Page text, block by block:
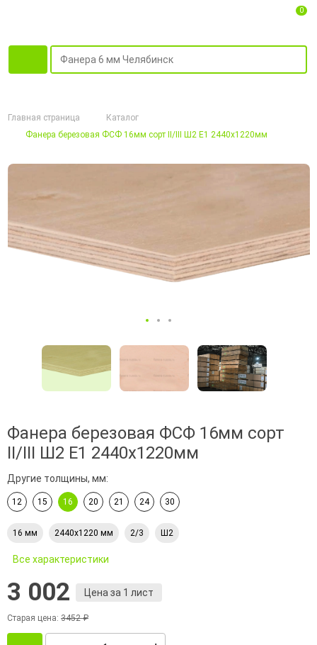
0
Главная страница
Каталог
Фанера березовая ФСФ 16мм сорт II/III Ш2 Е1 2440х1220мм
Фанера березовая ФСФ 16мм сорт
II/III Ш2 Е1 2440х1220мм
Другие толщины, мм:
12 15 16 20 21 24 30
16 мм 2440х1220 мм 2/3 Ш2
Все характеристики
3 002 Цена за 1 лист
Старая цена: 3452 ₽